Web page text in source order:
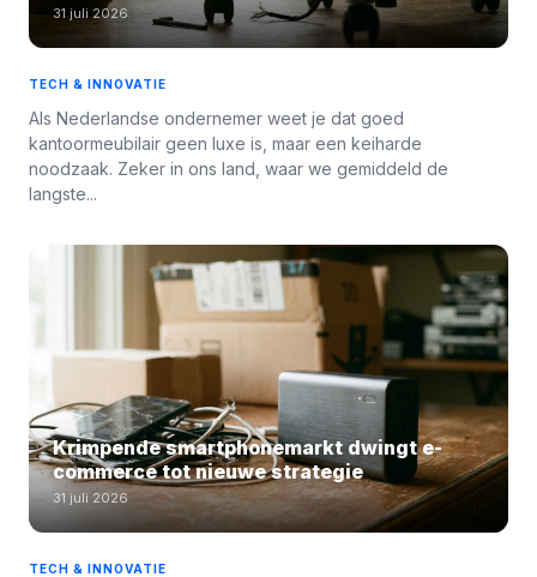
31 juli 2026
TECH & INNOVATIE
Als Nederlandse ondernemer weet je dat goed
kantoormeubilair geen luxe is, maar een keiharde
noodzaak. Zeker in ons land, waar we gemiddeld de
langste...
Krimpende smartphonemarkt dwingt e-
commerce tot nieuwe strategie
31 juli 2026
TECH & INNOVATIE